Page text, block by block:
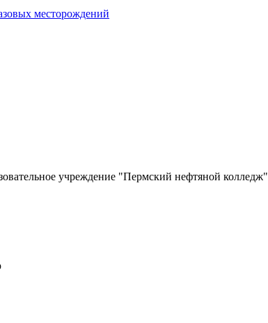
месторождений
учреждение "Пермский нефтяной колледж"